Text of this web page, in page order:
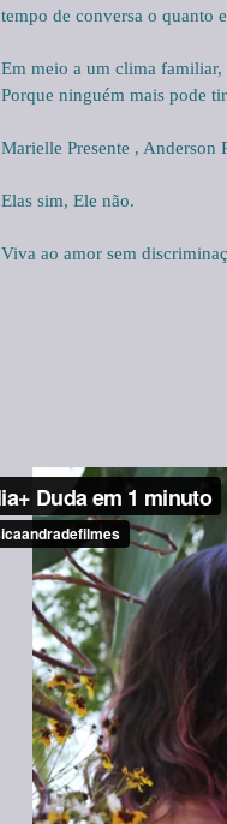
tempo de conversa o quanto
Em meio a um clima familiar,
Porque ninguém mais pode
Marielle Presente , Anderson
Elas sim, Ele não.
Viva ao amor sem